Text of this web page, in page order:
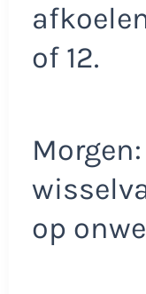
of 12.
op